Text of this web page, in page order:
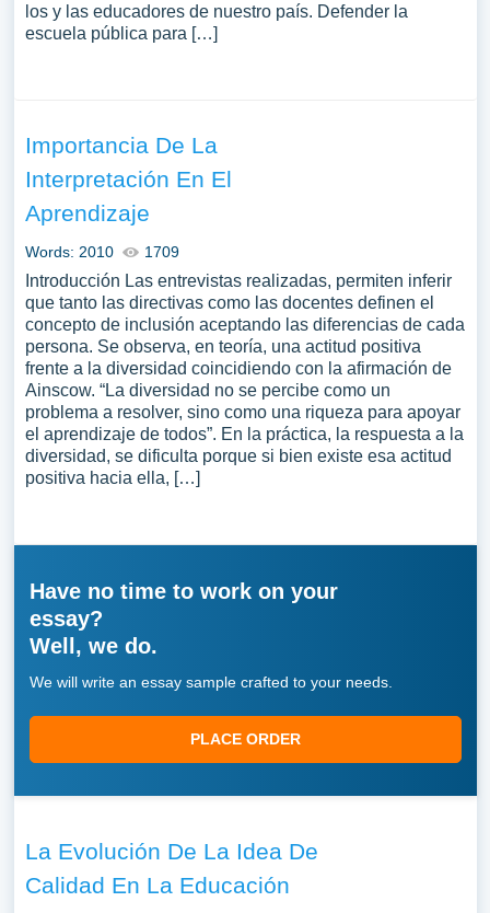
los y las educadores de nuestro país. Defender la
escuela pública para […]
Importancia De La
Interpretación En El
Aprendizaje
Words: 2010 1709
Introducción Las entrevistas realizadas, permiten inferir
que tanto las directivas como las docentes definen el
concepto de inclusión aceptando las diferencias de cada
persona. Se observa, en teoría, una actitud positiva
frente a la diversidad coincidiendo con la afirmación de
Ainscow. “La diversidad no se percibe como un
problema a resolver, sino como una riqueza para apoyar
el aprendizaje de todos”. En la práctica, la respuesta a la
diversidad, se dificulta porque si bien existe esa actitud
positiva hacia ella, […]
Have no time to work on your
essay?
Well, we do.
We will write an essay sample crafted to your needs.
PLACE ORDER
La Evolución De La Idea De
Calidad En La Educación